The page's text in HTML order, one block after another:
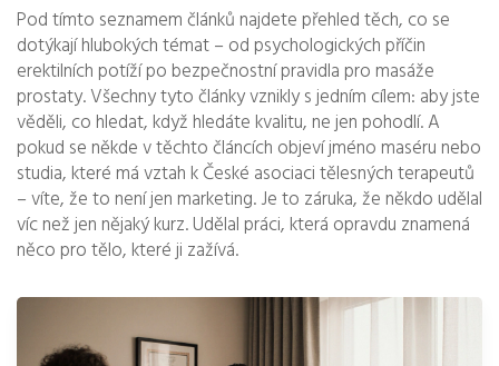
Pod tímto seznamem článků najdete přehled těch, co se
dotýkají hlubokých témat – od psychologických příčin
erektilních potíží po bezpečnostní pravidla pro masáže
prostaty. Všechny tyto články vznikly s jedním cílem: aby jste
věděli, co hledat, když hledáte kvalitu, ne jen pohodlí. A
pokud se někde v těchto článcích objeví jméno maséru nebo
studia, které má vztah k České asociaci tělesných terapeutů
– víte, že to není jen marketing. Je to záruka, že někdo udělal
víc než jen nějaký kurz. Udělal práci, která opravdu znamená
něco pro tělo, které ji zažívá.